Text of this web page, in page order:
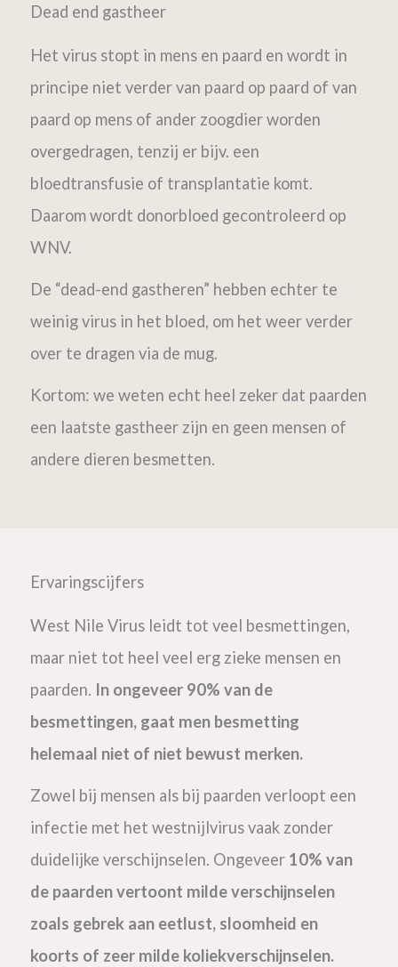
Dead end gastheer
Het virus stopt in mens en paard en wordt in
principe niet verder van paard op paard of van
paard op mens of ander zoogdier worden
overgedragen, tenzij er bijv. een
bloedtransfusie of transplantatie komt.
Daarom wordt donorbloed gecontroleerd op
WNV.
De “dead-end gastheren” hebben echter te
weinig virus in het bloed, om het weer verder
over te dragen via de mug.
Kortom: we weten echt heel zeker dat paarden
een laatste gastheer zijn en geen mensen of
andere dieren besmetten.
Ervaringscijfers
West Nile Virus leidt tot veel besmettingen,
maar niet tot heel veel erg zieke mensen en
paarden. In ongeveer 90% van de
besmettingen, gaat men besmetting
helemaal niet of niet bewust merken.
Zowel bij mensen als bij paarden verloopt een
infectie met het westnijlvirus vaak zonder
duidelijke verschijnselen. Ongeveer10% van
de paarden vertoont milde verschijnselen
zoals gebrek aan eetlust, sloomheid en
koorts of zeer milde koliekverschijnselen.